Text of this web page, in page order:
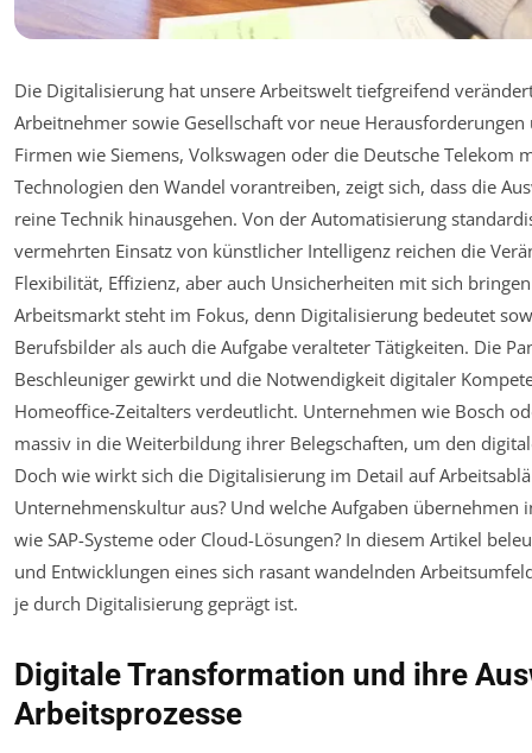
Die Digitalisierung hat unsere Arbeitswelt tiefgreifend
Arbeitnehmer sowie Gesellschaft vor neue Herausforderungen
Firmen wie Siemens, Volkswagen oder die Deutsche Telekom
Technologien den Wandel vorantreiben, zeigt sich, dass die
reine Technik hinausgehen. Von der Automatisierung
vermehrten Einsatz von künstlicher Intelligenz reichen die
Flexibilität, Effizienz, aber auch Unsicherheiten mit sich
Arbeitsmarkt steht im Fokus, denn Digitalisierung bedeutet
Berufsbilder als auch die Aufgabe veralteter Tätigkeiten. Die
Beschleuniger gewirkt und die Notwendigkeit digitaler
Homeoffice-Zeitalters verdeutlicht. Unternehmen wie Bosch
massiv in die Weiterbildung ihrer Belegschaften, um den
Doch wie wirkt sich die Digitalisierung im Detail auf
Unternehmenskultur aus? Und welche Aufgaben übernehmen
wie SAP-Systeme oder Cloud-Lösungen? In diesem Artikel
und Entwicklungen eines sich rasant wandelnden
je durch Digitalisierung geprägt ist.
Digitale Transformation und ihre
Arbeitsprozesse